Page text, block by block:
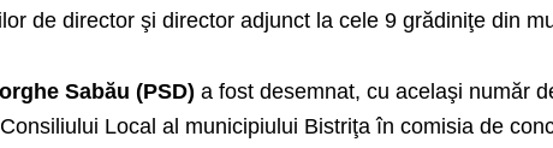
de director şi director adjunct la cele 9 grădiniţe din
Sabău (PSD) a fost desemnat, cu acelaşi număr
Local al municipiului Bistriţa în comisia de